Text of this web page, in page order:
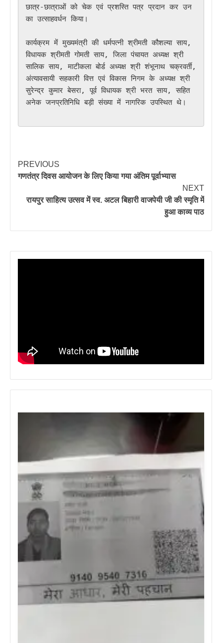
छात्र-छात्राओं को चेक एवं प्रशस्ति पत्र प्रदान कर उन
का उत्साहवर्धन किया।
कार्यक्रम में मुख्यमंत्री की धर्मपत्नी श्रीमती कौशल्या साय,
विधायक श्रीमती गोमती साय, जिला पंचायत अध्यक्ष श्री
सालिक साय, माटीकला बोर्ड अध्यक्ष श्री शंभूनाथ चक्रवर्ती,
अंत्यावसायी सहकारी वित्त एवं विकास निगम के अध्यक्ष श्री
सुरेन्द्र कुमार बेसरा, पूर्व विधायक श्री भरत साय, सहित
अनेक जनप्रतिनिधि बड़ी संख्या में नागरिक उपस्थित थे।
PREVIOUS
गणतंत्र दिवस आयोजन के लिए किया गया अंतिम पूर्वाभ्यास
NEXT
रायपुर साहित्य उत्सव में स्व. अटल बिहारी वाजपेयी जी की स्मृति में
हुआ काव्य पाठ